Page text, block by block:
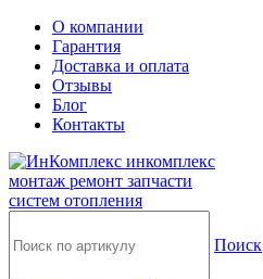
О компании
Гарантия
Доставка и оплата
Отзывы
Блог
Контакты
инкомплекс
монтаж ремонт запчасти
систем отопления
Поиск